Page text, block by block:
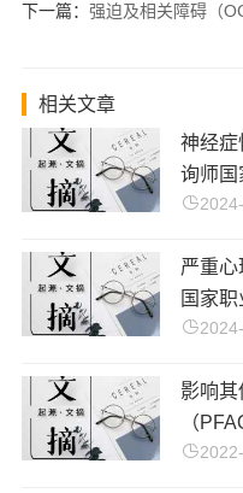
下一篇： 强迫及相关障碍（
相关文章
神经症
询师国
严重
国家
影响
（